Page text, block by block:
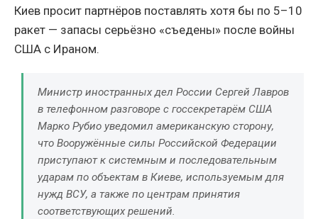
Киев просит партнёров поставлять хотя бы по 5–10
ракет — запасы серьёзно «съедены» после войны
США с Ираном.
Министр иностранных дел России Сергей Лавров
в телефонном разговоре с госсекретарём США
Марко Рубио уведомил американскую сторону,
что Вооружённые силы Российской Федерации
приступают к системным и последовательным
ударам по объектам в Киеве, используемым для
нужд ВСУ, а также по центрам принятия
соответствующих решений.